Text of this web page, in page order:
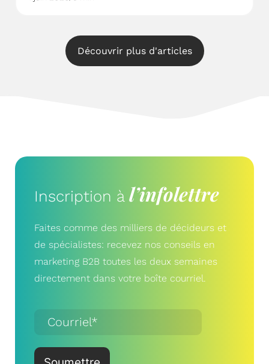
Découvrir plus d'articles
Inscription à l’infolettre
Faites comme des milliers de décideurs et
de spécialistes: recevez nos conseils en
marketing B2B toutes les deux semaines
directement dans votre boîte courriel.